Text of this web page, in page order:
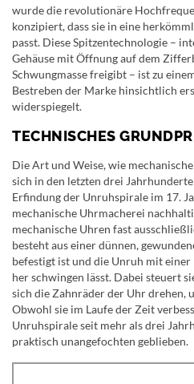
wurde die revolutionäre
konzipiert, dass sie in eine
passt. Diese Spitzentechnologie –
Gehäuse mit Öffnung auf dem
Schwungmasse freigibt – ist zu
Bestreben der Marke hinsichtlich
widerspiegelt.
TECHNISCHES
Die Art und Weise, wie
sich in den letzten drei
Erfindung der Unruhspirale im 17.
mechanische Uhrmacherei
mechanische Uhren fast
besteht aus einer dünnen,
befestigt ist und die Unruh mit
her schwingen lässt. Dabei steuert
sich die Zahnräder der Uhr drehen,
Obwohl sie im Laufe der Zeit
Unruhspirale seit mehr als drei
praktisch unangefochten geblieben.